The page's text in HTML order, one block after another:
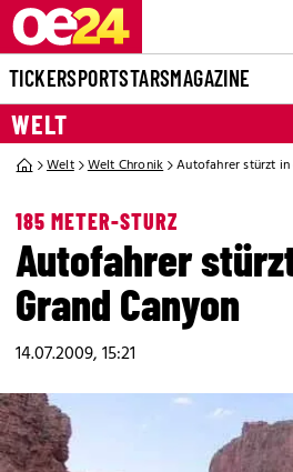
TICKERSPORTSTARSMAGAZINE
WELT
Welt Welt Chronik Autofahrer stürzt in
185 METER-STURZ
Autofahrer
Grand Canyon
14.07.2009, 15:21